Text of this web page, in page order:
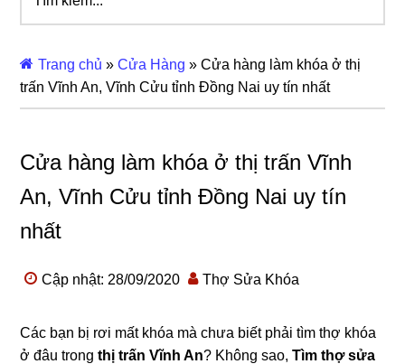
kiếm...
Trang chủ »Cửa Hàng »Cửa hàng làm khóa ở thị
trấn Vĩnh An, Vĩnh Cửu tỉnh Đồng Nai uy tín nhất
Cửa hàng làm khóa ở thị trấn Vĩnh
An, Vĩnh Cửu tỉnh Đồng Nai uy tín
nhất
Cập nhật: 28/09/2020 Thợ Sửa Khóa
Các bạn bị rơi mất khóa mà chưa biết phải tìm thợ khóa
ở đâu trongthị trấn Vĩnh An? Không sao,Tìm thợ sửa